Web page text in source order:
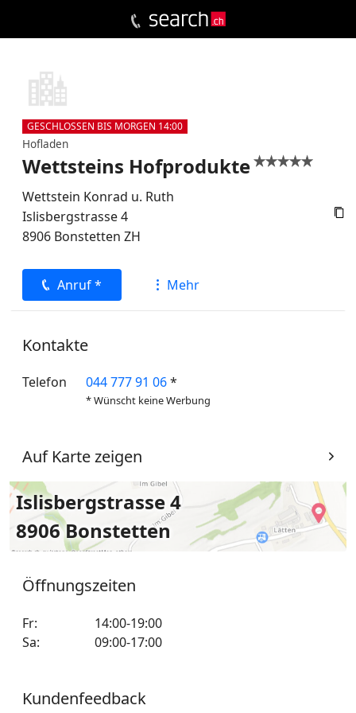
GESCHLOSSEN BIS MORGEN 14:00
Hofladen
Wettsteins Hofprodukte 

Wettstein Konrad u. Ruth

Islisbergstrasse 4
8906 Bonstetten ZH
Anruf * Mehr
Kontakte
Telefon 044 777 91 06*
* Wünscht keine Werbung
Auf Karte zeigen
Islisbergstrasse 4
8906 Bonstetten
Öffnungszeiten
Fr:
14:00-19:00
Sa: 09:00-17:00
Kundenfeedback